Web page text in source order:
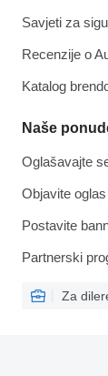
Savjeti za
Recenzije o
Katalog
Naše
Oglašavajte
Objavite oglas
Postavite
Partnerski
Za